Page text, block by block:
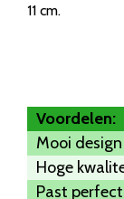
11 cm.
Voordelen:
Mooi design
Hoge
Past